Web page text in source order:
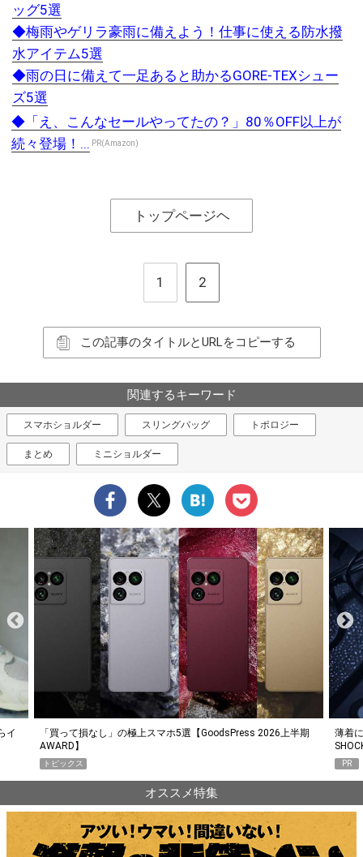
ッグ5選
◆梅雨やゲリラ豪雨に備えよう！仕事に使える防水撥
水アイテム5選
◆雨の日に備えて一足あると助かるGORE-TEXシュー
ズ5選
◆「え、こんなセールやってたの？」80％OFF以上が
続々登場！... PR(Amazon)
トップページヘ
1 2
この記事のタイトルとURLをコピーする
関連するキーワード
スマホショルダー スリングバッグ トポロジー
まとめ ミニショルダー
イ
「買って損なし」の極上スマホ5選【GoodsPress 2026上半期
AWARD】
トピックス
薄着
PR
オススメ特集